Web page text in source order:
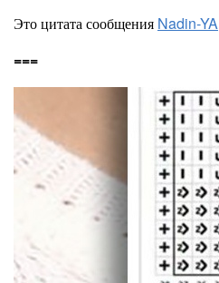
Это цитата сообщения Nadin-YA
===